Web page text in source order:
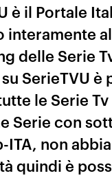
è il Portale
interamente
delle Serie
SerieTVU è
le Serie
Serie con
ITA, non
quindi è